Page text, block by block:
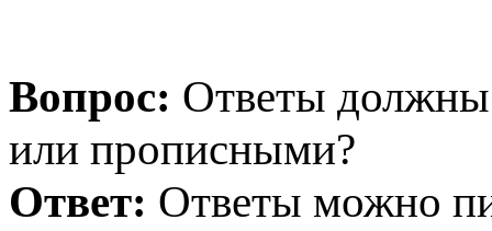
Вопрос: Ответы должны
или прописными?
Ответ: Ответы можно